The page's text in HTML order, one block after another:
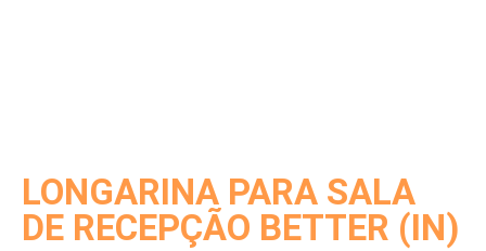
LONGARINA PARA SALA
DE RECEPÇÃO BETTER (IN)